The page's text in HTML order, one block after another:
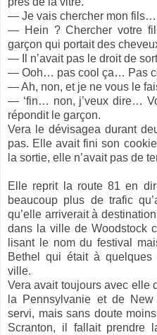
— Je vais chercher mon fils…
— Hein ? Chercher votre
garçon qui portait des
— Il n’avait pas le droit de
— Ooh… pas cool ça… Pas
— Ah, non, et je ne vous le
— ‘fin… non, j’veux dire…
répondit le garçon.
Vera le dévisagea durant
pas. Elle avait fini son
la sortie, elle n’avait pas de
Elle reprit la route 81 en
beaucoup plus de trafic
qu’elle arriverait à
dans la ville de Woodstock
lisant le nom du festival
Bethel qui était à
ville.
Vera avait toujours avec elle
la Pennsylvanie et de
servi, mais sans doute
Scranton, il fallait prendre